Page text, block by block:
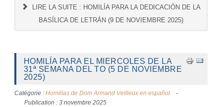
LIRE LA SUITE : HOMILÍA PARA LA DEDICACIÓN DE LA
BASÍLICA DE LETRÁN (9 DE NOVIEMBRE 2025)
HOMILÍA PARA EL MIERCOLES DE LA
31ª SEMANA DEL TO (5 DE NOVIEMBRE
2025)
Catégorie : Homilías de Dom Armand Veilleux en español.
Publication : 3 novembre 2025